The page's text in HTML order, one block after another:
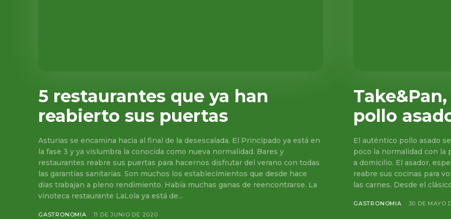
5 restaurantes que ya han
reabierto sus puertas
Asturias se encamina hacia al final de la desescalada. El Principado ya está en
la fase 3 y ya vislumbra la conocida como nueva normalidad. Bares y
restaurantes reabre sus puertas para hacernos disfrutar del verano con todas
las garantías sanitarias. Son muchos los establecimientos que desde hace
días trabajan a pleno rendimiento. Había muchas ganas de reencontrarse. La
vinoteca restaurante LaLola ya está de...
GASTRONOMIA 11 DE JUNIO DE 2020
pollo
El auténtico pollo asado
poco la normalidad con la
a domicilio. El asador,
reabre sus cocinas para
las carnes. Desde el
GASTRONOMIA 30 DE MAYO